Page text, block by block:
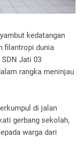
kedatangan
filantropi dunia
Jati 03
rangka meninjau
di jalan
gerbang sekolah,
warga dari